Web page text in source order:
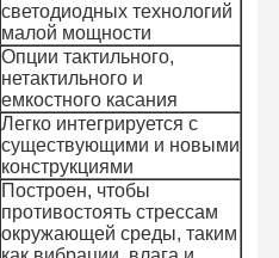
Видеозаписи О Нас
светодиодных технологий
малой мощности
Опции тактильного,
нетактильного и
емкостного касания
Легко интегрируется с
существующими и новыми
конструкциями
Построен, чтобы
противостоять стрессам
окружающей среды, таким